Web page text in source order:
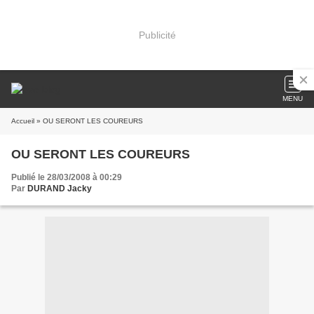
Publicité
MENU
Accueil » OU SERONT LES COUREURS
OU SERONT LES COUREURS
Publié le 28/03/2008 à 00:29
Par DURAND Jacky